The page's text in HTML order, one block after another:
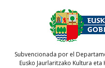
Subvencionada por el
Eusko Jaurlaritzako Kultura